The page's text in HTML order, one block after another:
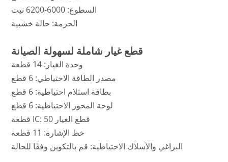
السطوع: 6000-6200 نيت
الحزمة: حالة خشبية
قطع غيار شاملة لسهولة الصيانة
وحدة الغيار: 14 قطعة
مصدر الطاقة الاحتياطي: 6 قطع
بطاقة استلام احتياطية: 6 قطع
لوحة المحور الاحتياطية: 6 قطع
قطع الغيار IC: 50 قطعة
خط الإشارة: 11 قطعة
البراغي والأسلاك الاحتياطية: قم بالتكوين وفقًا للحالة